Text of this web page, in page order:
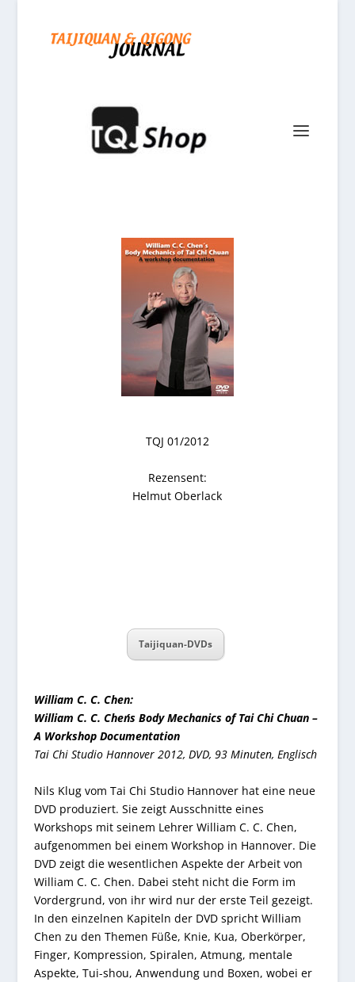
TQJ 01/2012
Rezensent:
Helmut Oberlack
Taijiquan-DVDs
William C. C. Chen:
William C. C. Chen´s Body Mechanics of Tai Chi Chuan –
A Workshop Documentation
Tai Chi Studio Hannover 2012, DVD, 93 Minuten, Englisch
Nils Klug vom Tai Chi Studio Hannover hat eine neue
DVD produziert. Sie zeigt Ausschnitte eines
Workshops mit seinem Lehrer William C. C. Chen,
aufgenommen bei einem Workshop in Hannover. Die
DVD zeigt die wesentlichen Aspekte der Arbeit von
William C. C. Chen. Dabei steht nicht die Form im
Vordergrund, von ihr wird nur der erste Teil gezeigt.
In den einzelnen Kapiteln der DVD spricht William
Chen zu den Themen Füße, Knie, Kua, Oberkörper,
Finger, Kompression, Spiralen, Atmung, mentale
Aspekte, Tui-shou, Anwendung und Boxen, wobei er